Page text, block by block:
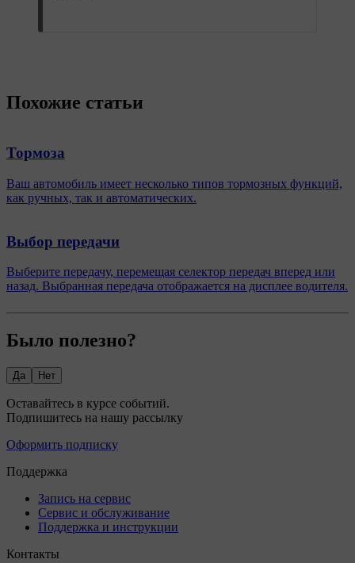
Похожие статьи
Тормоза
Ваш автомобиль имеет несколько типов тормозных функций,
как ручных, так и автоматических.
Выбор передачи
Выберите передачу, перемещая селектор передач вперед или
назад. Выбранная передача отображается на дисплее водителя.
Было полезно?
Да Нет